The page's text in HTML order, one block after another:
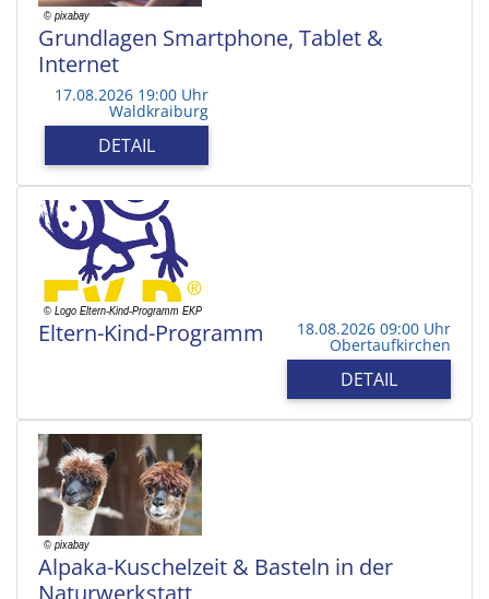
Grundlagen Smartphone, Tablet &
Internet
17.08.2026 19:00 Uhr
Waldkraiburg
DETAIL
Eltern-Kind-Programm 18.08.2026 09:00 Uhr
Obertaufkirchen
DETAIL
Alpaka-Kuschelzeit & Basteln in der
Naturwerkstatt